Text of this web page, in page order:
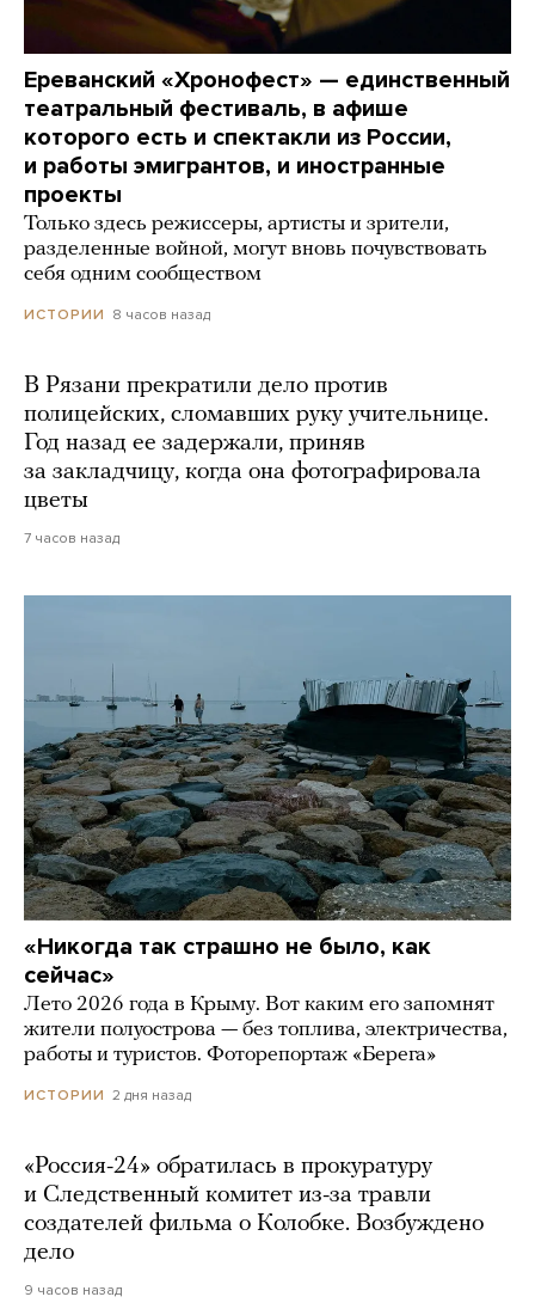
Ереванский «Хронофест» — единственный
театральный фестиваль, в афише
которого есть и спектакли из России,
и работы эмигрантов, и иностранные
проекты
Только здесь режиссеры, артисты и зрители,
разделенные войной, могут вновь почувствовать
себя одним сообществом
ИСТОРИИ 8 часов назад
В Рязани прекратили дело против
полицейских, сломавших руку учительнице.
Год назад ее задержали, приняв
за закладчицу, когда она фотографировала
цветы
7 часов назад
«Никогда так страшно не было, как
сейчас»
Лето 2026 года в Крыму. Вот каким его запомнят
жители полуострова — без топлива, электричества,
работы и туристов. Фоторепортаж «Берега»
ИСТОРИИ 2 дня назад
«Россия-24» обратилась в прокуратуру
и Следственный комитет из-за травли
создателей фильма о Колобке. Возбуждено
дело
9 часов назад